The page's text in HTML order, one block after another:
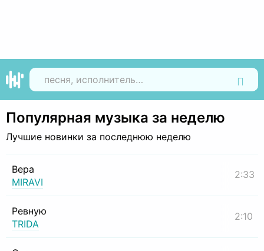
Популярная музыка за неделю
Лучшие новинки за последнюю неделю
Вера
MIRAVI
2:33
Ревную
TRIDA
2:10